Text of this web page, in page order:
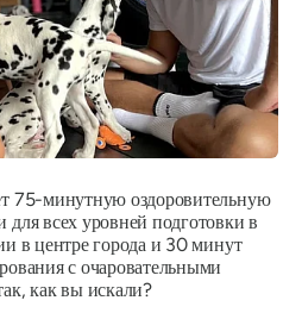
75-минутную оздоровительную
всех уровней подготовки в
в центре города и 30 минут
с очаровательными
как вы искали?